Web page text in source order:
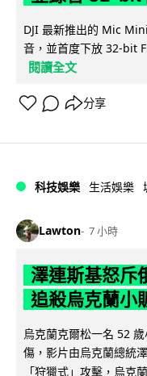
DJI 最新推出的 Mic
音，並首度下放 32-bit
閱讀全文
分享
科技娛樂 生活娛樂
Lawton 7 小時
澤連斯基怒斥
追殺烏克蘭小
烏克蘭克爾松一名 52
傷，影片由烏克蘭總統
「狩獵式」攻擊，烏克